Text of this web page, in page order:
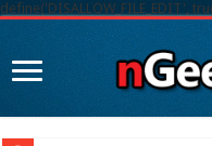
define('DISALLOW_FILE_EDIT',